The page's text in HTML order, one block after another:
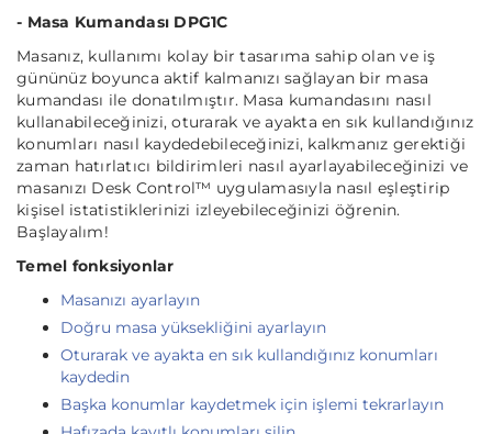
- Masa Kumandası DPG1C
Masanız, kullanımı kolay bir tasarıma sahip olan ve iş
gününüz boyunca aktif kalmanızı sağlayan bir masa
kumandası ile donatılmıştır. Masa kumandasını nasıl
kullanabileceğinizi, oturarak ve ayakta en sık kullandığınız
konumları nasıl kaydedebileceğinizi, kalkmanız gerektiği
zaman hatırlatıcı bildirimleri nasıl ayarlayabileceğinizi ve
masanızı Desk Control™ uygulamasıyla nasıl eşleştirip
kişisel istatistiklerinizi izleyebileceğinizi öğrenin.
Başlayalım!
Temel fonksiyonlar
Masanızı ayarlayın
Doğru masa yüksekliğini ayarlayın
Oturarak ve ayakta en sık kullandığınız konumları
kaydedin
Başka konumlar kaydetmek için işlemi tekrarlayın